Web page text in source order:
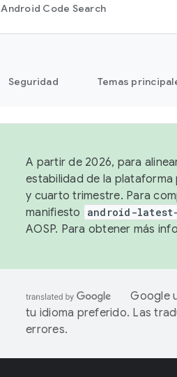
Android Code Search
Seguridad Temas
A partir de 2026, para
estabilidad de la plataforma
y cuarto trimestre. Para
manifiesto android-
AOSP. Para obtener más
Google
tu idioma preferido. Las
errores.